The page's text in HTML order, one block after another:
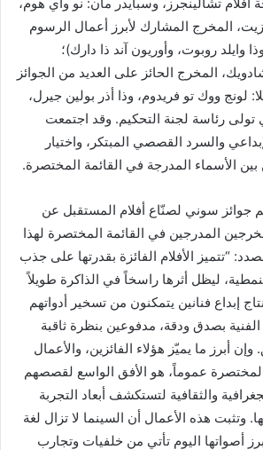
المخرج المشارك لأبرز أعمال الرسوم
وايلد روبوت، وأوريون آند ذا دارك)؛
المخرج الحائز على العديد من الجوائز
لونج ووك تو فريدوم، وذا أذر بولين جيرل،
تولى رئاسة لجنة التحكيم. وقد اجتمعت
والسرد القصصي المبتكر، واختيار
الأسماء المدرجة في القائمة المختصرة.
جوائز سوني لصنّاع أفلام المستقبل عن
المدرجين في القائمة المختصرة لهذا
“تتميز الأفلام الفائزة بقدرتها على جذب
ليظل أثرها راسخاً في الذاكرة طويلاً
إبداع فنانين يتمكنون من تسخير أدواتهم
بصدق ودقة، مدفوعين بنظرة ثاقبة
أبرز ما يميّز هؤلاء الفائزين، والأعمال
عموماً، هو الأفق الواسع لقصصهم
والثقافية لتستكشف أبعاد التجربة
وتثبت هذه الأعمال أن السينما لا تزال لغة
أصواتها اليوم تأتي من خلفيات وتجارب